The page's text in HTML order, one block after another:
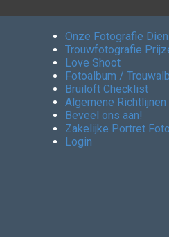
Onze Fotografie
Trouwfotografie
Love Shoot
Fotoalbum /
Bruiloft Checklist
Algemene
Beveel ons aan!
Zakelijke Portret
Login